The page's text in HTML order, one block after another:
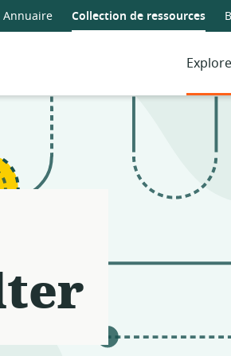
Annuaire Collection de ressources